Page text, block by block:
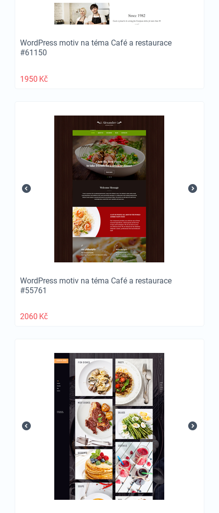
WordPress motiv na téma Café a restaurace
#61150
1950 Kč
WordPress motiv na téma Café a restaurace
#55761
2060 Kč